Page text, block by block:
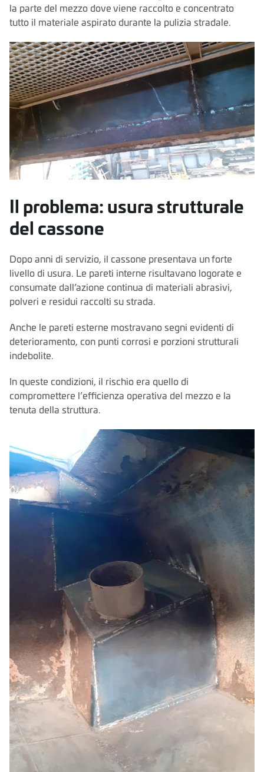
la parte del mezzo dove viene raccolto e concentrato
tutto il materiale aspirato durante la pulizia stradale.
Il problema: usura strutturale
del cassone
Dopo anni di servizio, il cassone presentava un forte
livello di usura. Le pareti interne risultavano logorate e
consumate dall’azione continua di materiali abrasivi,
polveri e residui raccolti su strada.
Anche le pareti esterne mostravano segni evidenti di
deterioramento, con punti corrosi e porzioni strutturali
indebolite.
In queste condizioni, il rischio era quello di
compromettere l’efficienza operativa del mezzo e la
tenuta della struttura.